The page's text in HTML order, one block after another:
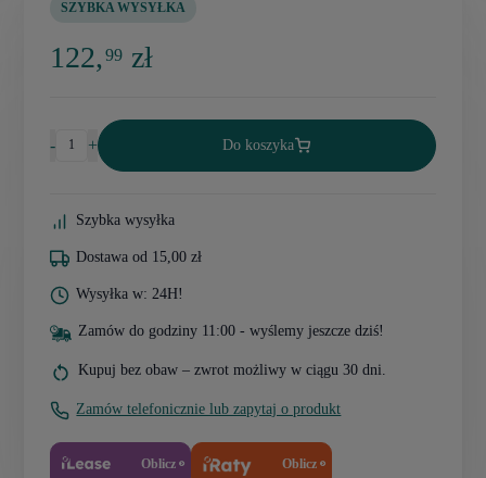
SZYBKA WYSYŁKA
122,99 zł
- + Do koszyka
Szybka wysyłka
Dostawa od 15,00 zł
Wysyłka w: 24H!
Zamów do godziny 11:00 - wyślemy jeszcze dziś!
Kupuj bez obaw – zwrot możliwy w ciągu 30 dni.
Zamów telefonicznie lub zapytaj o produkt
Oblicz Oblicz